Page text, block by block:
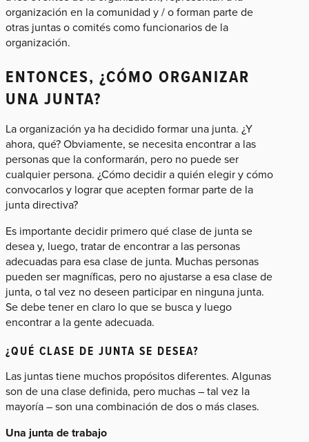
organización en la comunidad y / o forman parte de
otras juntas o comités como funcionarios de la
organización.
ENTONCES, ¿CÓMO ORGANIZAR
UNA JUNTA?
La organización ya ha decidido formar una junta. ¿Y
ahora, qué? Obviamente, se necesita encontrar a las
personas que la conformarán, pero no puede ser
cualquier persona. ¿Cómo decidir a quién elegir y cómo
convocarlos y lograr que acepten formar parte de la
junta directiva?
Es importante decidir primero qué clase de junta se
desea y, luego, tratar de encontrar a las personas
adecuadas para esa clase de junta. Muchas personas
pueden ser magníficas, pero no ajustarse a esa clase de
junta, o tal vez no deseen participar en ninguna junta.
Se debe tener en claro lo que se busca y luego
encontrar a la gente adecuada.
¿QUÉ CLASE DE JUNTA SE DESEA?
Las juntas tiene muchos propósitos diferentes. Algunas
son de una clase definida, pero muchas – tal vez la
mayoría – son una combinación de dos o más clases.
Una junta de trabajo